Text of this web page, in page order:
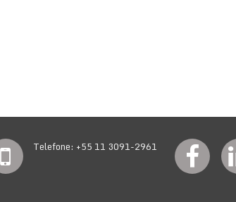
Telefone: +55 11 3091-2961